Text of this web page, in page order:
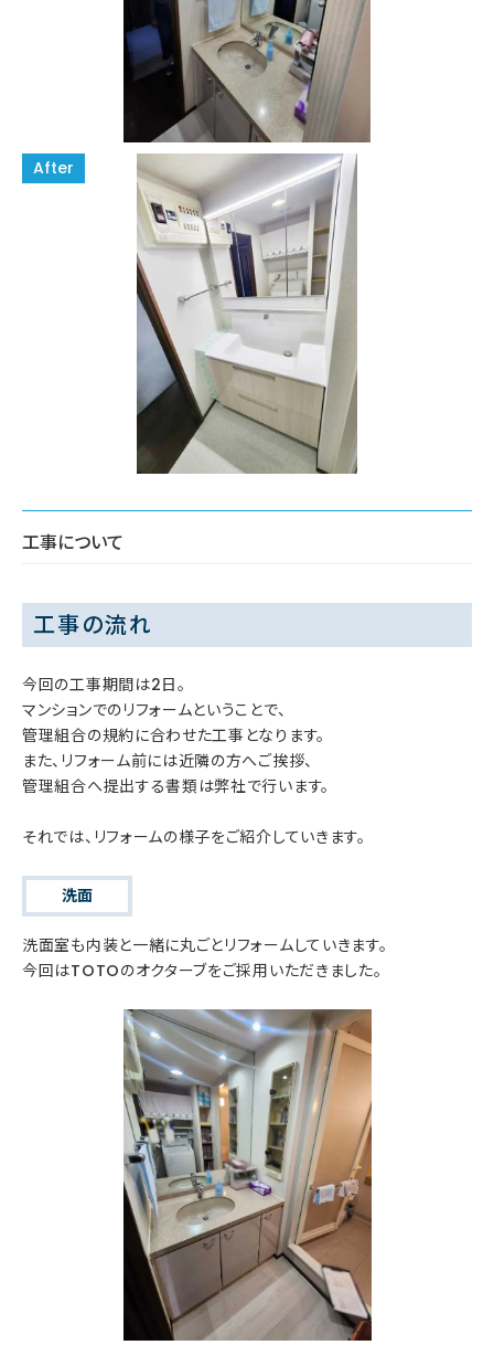
工事について
工事の流れ
今回の工事期間は2日。
マンションでのリフォームということで、
管理組合の規約に合わせた工事となります。
また、リフォーム前には近隣の方へご挨拶、
管理組合へ提出する書類は弊社で行います。
それでは、リフォームの様子をご紹介していきます。
洗面
洗面室も内装と一緒に丸ごとリフォームしていきます。
今回はTOTOのオクターブをご採用いただきました。